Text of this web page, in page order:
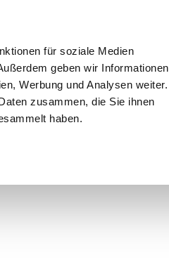
für soziale Medien
geben wir Informationen
Werbung und Analysen weiter.
zusammen, die Sie ihnen
haben.